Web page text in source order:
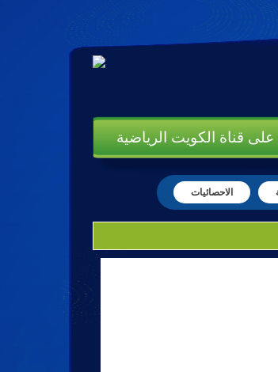
على قناة الكويت الرياضية
الاحصائيات